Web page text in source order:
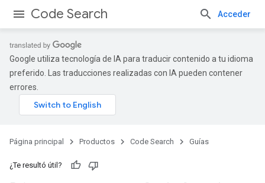
Code Search Acceder
Google utiliza tecnología de IA para traducir contenido a tu idioma
preferido. Las traducciones realizadas con IA pueden contener
errores.
Página principal Productos Code Search Guías
¿Te resultó útil?